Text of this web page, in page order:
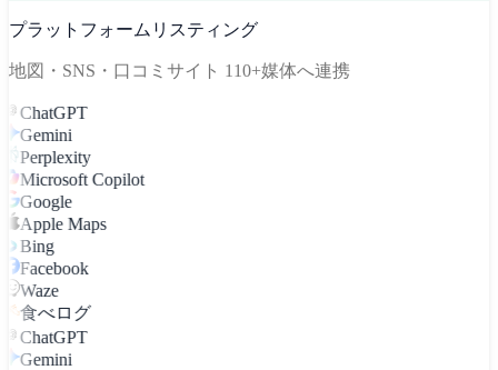
プラットフォームリスティング
地図・SNS・口コミサイト 110+媒体へ連携
ChatGPT
Gemini
Perplexity
Microsoft Copilot
Google
Apple Maps
Bing
Facebook
Waze
食べログ
ChatGPT
Gemini